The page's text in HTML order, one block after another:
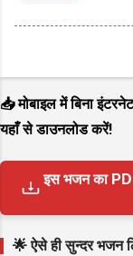
📥 मोबाइल में बिना
यहाँ से डाउनलोड करें!
इस भजन का
🌟 ऐसे ही सुन्दर भजन